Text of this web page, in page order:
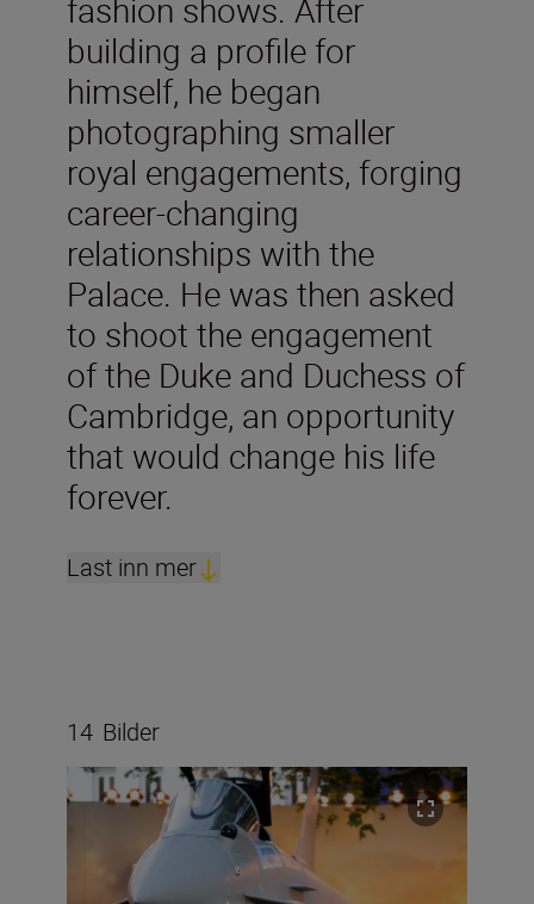
fashion shows. After
building a profile for
himself, he began
photographing smaller
royal engagements, forging
career-changing
relationships with the
Palace. He was then asked
to shoot the engagement
of the Duke and Duchess of
Cambridge, an opportunity
that would change his life
forever.
Last inn mer
14 Bilder